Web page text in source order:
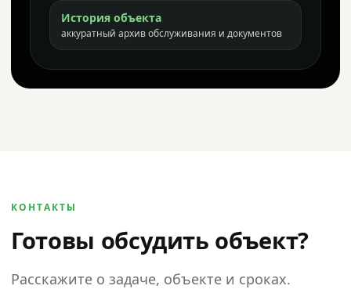
История объекта
аккуратный архив обслуживания и документов
КОНТАКТЫ
Готовы обсудить объект?
Расскажите о задаче, объекте и сроках.